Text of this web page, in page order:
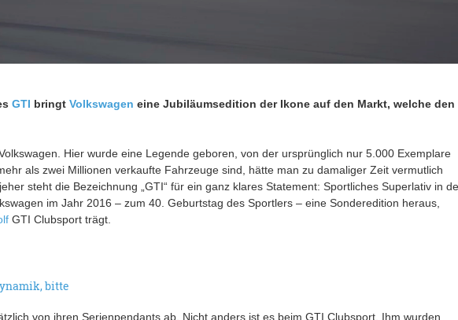
GTI bringt Volkswagen eine Jubiläumsedition der Ikone auf den Markt, welche den
Hier wurde eine Legende geboren, von der ursprünglich nur 5.000 Exemplare
als zwei Millionen verkaufte Fahrzeuge sind, hätte man zu damaliger Zeit vermutlich
steht die Bezeichnung „GTI“ für ein ganz klares Statement: Sportliches Superlativ in
im Jahr 2016 – zum 40. Geburtstag des Sportlers – eine Sonderedition heraus,
GTI Clubsport trägt.
bitte
von ihren Serienpendants ab. Nicht anders ist es beim GTI Clubsport. Ihm wurden